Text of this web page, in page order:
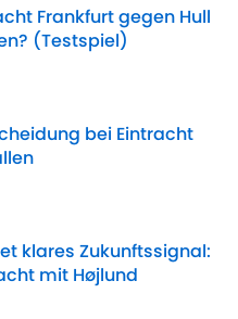
Frankfurt gegen Hull
(Testspiel)
Date
bei Eintracht
klares Zukunftssignal:
mit Højlund
Date